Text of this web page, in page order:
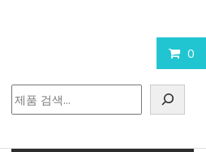
0
색